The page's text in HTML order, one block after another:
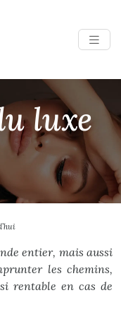
luxe
entier, mais aussi
les chemins,
rentable en cas de